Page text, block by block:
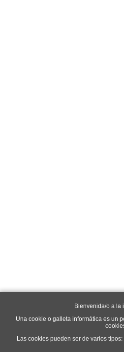
Bienvenida/o a la
Una cookie o galleta informática es un
Las cookies pueden ser de varios